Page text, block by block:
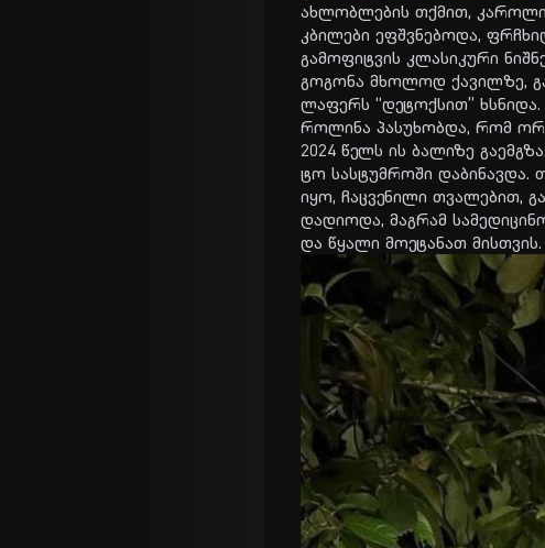
ახ­ლობ­ლე­ბის თქმით,
კბი­ლე­ბი ეფშვნე­ბო­და,
გა­მო­ფიტ­ვის კლა­სი­კუ­რი
გო­გო­ნა მხო­ლოდ ქა­ვილ­ზე,
ლა­ფერს “დე­ტოქ­სით”
რო­ლი­ნა პა­სუ­ხობ­და, რომ
2024 წელს ის ბა­ლი­ზე
ტო სას­ტუმ­რო­ში და­ბი­ნავ­და.
იყო, ჩაც­ვე­ნი­ლი თვა­ლე­ბით,
და­დი­ო­და, მაგ­რამ
და წყა­ლი მო­ე­ტა­ნათ მის­თვის.